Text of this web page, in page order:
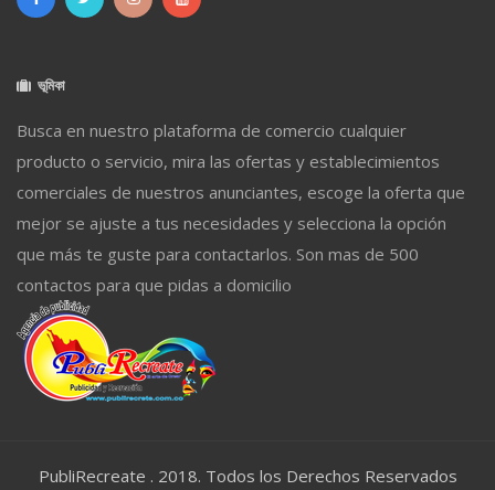
ভূমিকা
Busca en nuestro plataforma de comercio cualquier
producto o servicio, mira las ofertas y establecimientos
comerciales de nuestros anunciantes, escoge la oferta que
mejor se ajuste a tus necesidades y selecciona la opción
que más te guste para contactarlos. Son mas de 500
contactos para que pidas a domicilio
PubliRecreate . 2018. Todos los Derechos Reservados